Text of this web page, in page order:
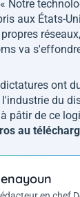
Notre
aux États-
va
ont
l'industrie du
pâtir de ce
au